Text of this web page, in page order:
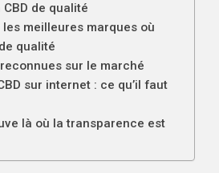
CBD de qualité
meilleures marques où
qualité
sur le marché
sur internet : ce qu’il faut
là où la transparence est